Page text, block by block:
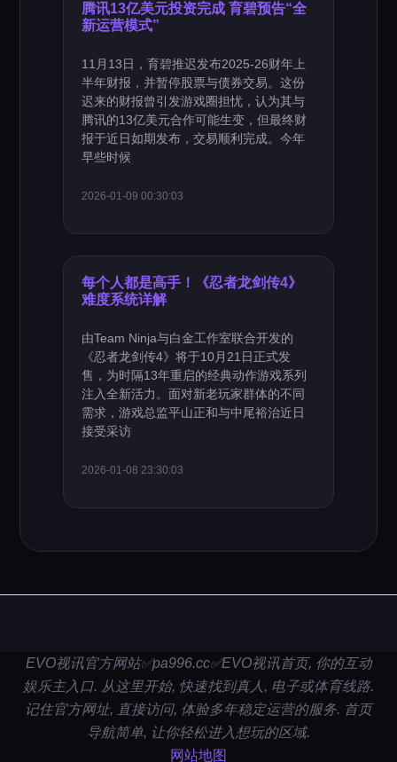
腾讯13亿美元投资完成 育碧预告“全
新运营模式”
11月13日，育碧推迟发布2025-26财年上
半年财报，并暂停股票与债券交易。这份
迟来的财报曾引发游戏圈担忧，认为其与
腾讯的13亿美元合作可能生变，但最终财
报于近日如期发布，交易顺利完成。今年
早些时候
2026-01-09 00:30:03
每个人都是高手！《忍者龙剑传4》
难度系统详解
由Team Ninja与白金工作室联合开发的
《忍者龙剑传4》将于10月21日正式发
售，为时隔13年重启的经典动作游戏系列
注入全新活力。面对新老玩家群体的不同
需求，游戏总监平山正和与中尾裕治近日
接受采访
2026-01-08 23:30:03
EVO视讯官方网站✅pa996.cc✅EVO视讯首页, 你的互动
娱乐主入口. 从这里开始, 快速找到真人, 电子或体育线路.
记住官方网址, 直接访问, 体验多年稳定运营的服务. 首页
导航简单, 让你轻松进入想玩的区域.
网站地图